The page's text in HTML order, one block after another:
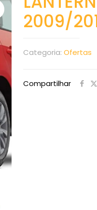
2009/
Categoria: Ofertas
Compartilhar